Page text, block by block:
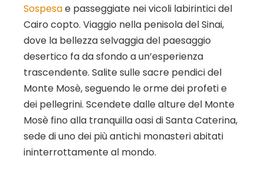
Sospesae passeggiate nei vicoli labirintici del
Cairo copto. Viaggio nella penisola del Sinai,
dove la bellezza selvaggia del paesaggio
desertico fa da sfondo a un’esperienza
trascendente. Salite sulle sacre pendici del
Monte Mosè, seguendo le orme dei profeti e
dei pellegrini. Scendete dalle alture del Monte
Mosè fino alla tranquilla oasi di Santa Caterina,
sede di uno dei più antichi monasteri abitati
ininterrottamente al mondo.